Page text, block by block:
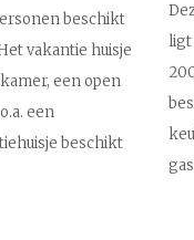
beschikt
vakantie huisje
een open
een
beschikt
ligt